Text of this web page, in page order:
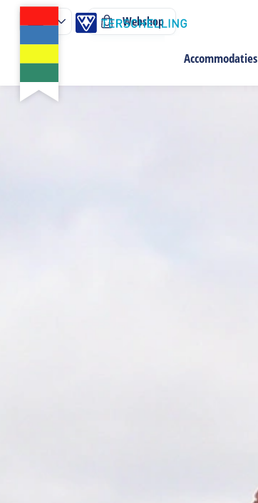
Accommodaties
Webshop